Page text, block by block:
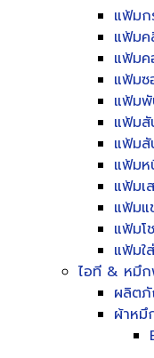
แฟ้มก
แฟ้มค
แฟ้ม
แฟ้มซ
แฟ้ม
แฟ้ม
แฟ้มสั
แฟ้มห
แฟ้มเ
แฟ้มแ
แฟ้มโ
แฟ้มใ
ไอที & หมึ
ผลิต
ผ้าห